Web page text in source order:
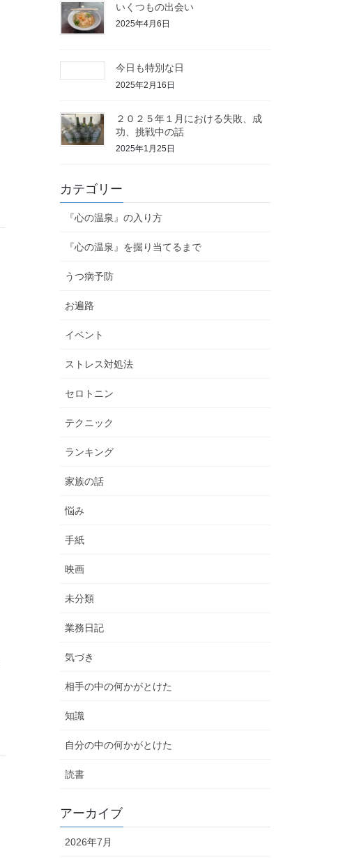
いくつもの出会い
2025年4月6日
今日も特別な日
2025年2月16日
２０２５年１月における失敗、成
功、挑戦中の話
2025年1月25日
カテゴリー
『心の温泉』の入り方
『心の温泉』を掘り当てるまで
うつ病予防
お遍路
イベント
ストレス対処法
セロトニン
テクニック
ランキング
家族の話
悩み
手紙
映画
未分類
業務日記
気づき
相手の中の何かがとけた
知識
自分の中の何かがとけた
読書
アーカイブ
2026年7月